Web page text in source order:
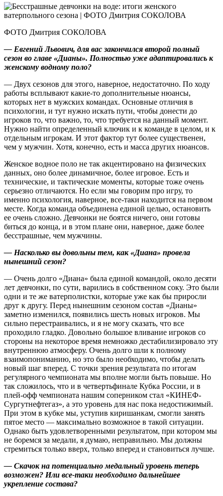
ФОТО Дмитрия СОКОЛОВА
— Евгений Львович, для вас закончился второй полный
сезон во главе «Дианы». Полностью уже адаптировались к
женскому водному поло?
— Двух сезонов для этого, наверное, недостаточно. По ходу
работы всплывают какие‑то дополнительные нюансы,
которых нет в мужских командах. Основные отличия в
психологии, и тут нужно искать пути, чтобы до­нести до
игроков то, что важно, то, что требуется на данный момент.
Нужно найти определенный ключик и к команде в целом, и к
отдельным игрокам. И этот фактор тут более существенен,
чем у мужчин. Хотя, конечно, есть и масса других нюансов.
Женское водное поло не так акцентировано на физических
данных, оно более динамичное, более игровое. Есть и
технические, и тактические моменты, которые тоже очень
серьезно отличаются. Но если мы говорим про игру, то
именно психология, наверное, все‑таки находится на первом
месте. Когда команда объединена единой целью, остановить
ее очень сложно. Девчонки не боятся ничего, они готовы
биться до конца, и в этом плане они, наверное, даже более
бесстрашные, чем мужчины.
— Насколько вы довольны тем, как «Диана» провела
нынешний сезон?
— Очень долго «Диана» была единой командой, около десяти
лет девчонки, по сути, варились в собственном соку. Это были
одни и те же ватерполистки, которые уже как бы приросли
друг к другу. Перед нынешним сезоном состав «Дианы»
заметно изменился, появились шесть новых игроков. Мы
сильно перестраивались, и я не могу сказать, что все
проходило гладко. Довольно большое вливание игроков со
стороны на некоторое время немножко дестабилизировало эту
внутреннюю атмо­сферу. Очень долго шли к полному
взаимопониманию, но это было необходимо, чтобы делать
новый шаг вперед. С точки зрения результата по итогам
регулярного чемпионата мы вполне могли быть повыше. Но
так сложилось, что и в четвертьфинале Кубка России, и в
плей-офф чемпионата нашим соперником стал «КИНЕФ-
Сургутнефтегаз», а это уровень для нас пока недостижимый.
При этом в кубке мы, уступив киришанкам, смогли занять
пятое место — максимально возможное в такой ситуации.
Однако быть удовлетворенными результатом, при котором мы
не боремся за медали, я думаю, неправильно. Мы должны
стремиться только вверх, только вперед и становиться лучше.
— Скачок на потенциально медальный уровень теперь
возможен? Или все‑таки необходимо дальнейшее
укрепление состава?